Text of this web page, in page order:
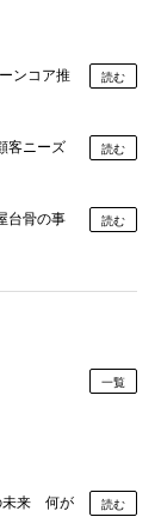
ンコア推
読む
客ニーズ
読む
台骨の事
読む
一覧
未来 何が
読む